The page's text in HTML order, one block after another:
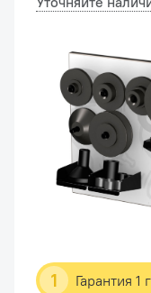
1 Гарантия 1